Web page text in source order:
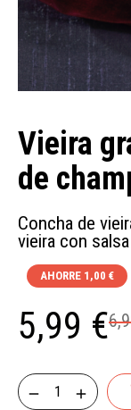
Vieira
de
Concha de
vieira con
AHORRE 1,00 €
5,99 €